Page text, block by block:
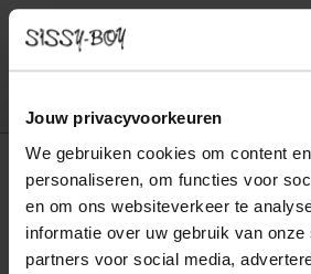
Jouw privacyvoorkeuren
We gebruiken cookies om content
personaliseren, om functies voor
en om ons websiteverkeer te
informatie over uw gebruik van onze
partners voor social media,
Hart sticky notes
3.99